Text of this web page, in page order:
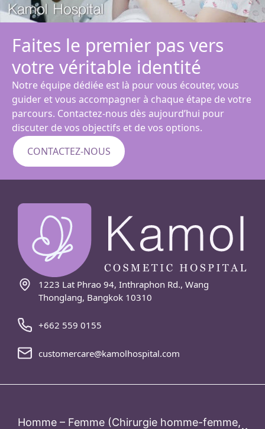
Faites le premier pas vers
votre véritable identité
Notre équipe dédiée est là pour vous écouter, vous
guider et vous accompagner à chaque étape de votre
parcours. Contactez-nous dès aujourd’hui pour
discuter de vos objectifs et de vos options.
CONTACTEZ-NOUS
1223 Lat Phrao 94, Inthraphon Rd., Wang
Thonglang, Bangkok 10310
+662 559 0155
customercare@kamolhospital.com
Homme – Femme (Chirurgie homme-femme,